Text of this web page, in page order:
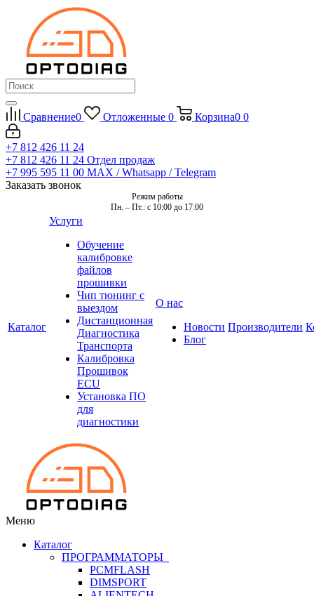
Сравнение0 Отложенные 0 Корзина0 0
+7 812 426 11 24
+7 812 426 11 24 Отдел продаж
+7 995 595 11 00 MAX / Whatsapp / Telegram
Заказать звонок
Режим работы
Пн. – Пт.: с 10:00 до 17:00
Каталог
Услуги
Обучение
калибровке
файлов
прошивки
Чип тюнинг с
выездом
Дистанционная
Диагностика
Транспорта
Калибровка
Прошивок
ECU
Установка ПО
для
диагностики
О нас
Новости
Блог
Производители
Меню
Каталог
ПРОГРАММАТОРЫ
PCMFLASH
DIMSPORT